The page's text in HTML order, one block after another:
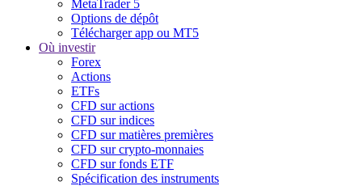
MetaTrader 5
Options de dépôt
Télécharger app ou MT5
Où investir
Forex
Actions
ETFs
CFD sur actions
CFD sur indices
CFD sur matières premières
CFD sur crypto-monnaies
CFD sur fonds ETF
Spécification des instruments